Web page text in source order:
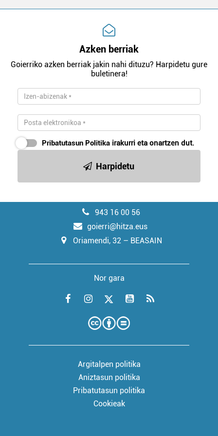
Azken berriak
Goierriko azken berriak jakin nahi dituzu? Harpidetu gure
buletinera!
Pribatutasun Politika irakurri eta onartzen dut.
Harpidetu
943 16 00 56
goierri@hitza.eus
Oriamendi, 32 – BEASAIN
Nor gara
Argitalpen politika
Aniztasun politika
Pribatutasun politika
Cookieak